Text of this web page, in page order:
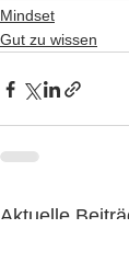
Mindset
Gut zu wissen
Aktuelle